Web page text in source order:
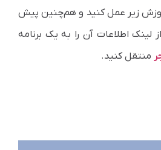
زیر عمل کنید و هم‌چنین پیش
لینک اطلاعات آن را به یک برنامه
منتقل کنید.